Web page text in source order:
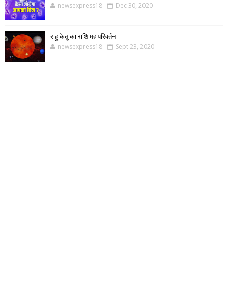
newsexpress18 Dec 30, 2020
राहु केतु का राशि महापरिवर्तन
newsexpress18 Sept 23, 2020